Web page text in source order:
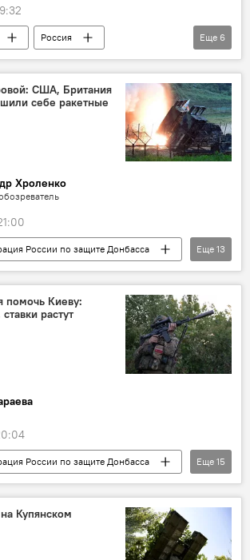
Россия
Владимир Путин
США
Украина
СВО
Еще 6
США, Британия
себе ракетные
Хроленко
России по защите Донбасса
Политика
Ракеты
Дональд Трамп
КНДР
ракеты ATACMS
Еще 13
помочь Киеву:
растут
России по защите Донбасса
ВСУ
система ПВО
БПЛА
Еще 15
Купянском